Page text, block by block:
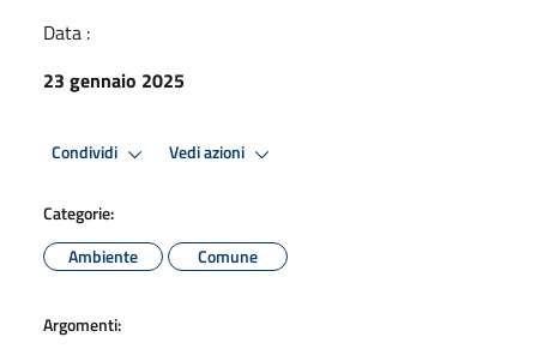
Data :
23 gennaio 2025
Condividi Vedi azioni
Categorie:
Ambiente
Comune
Argomenti: